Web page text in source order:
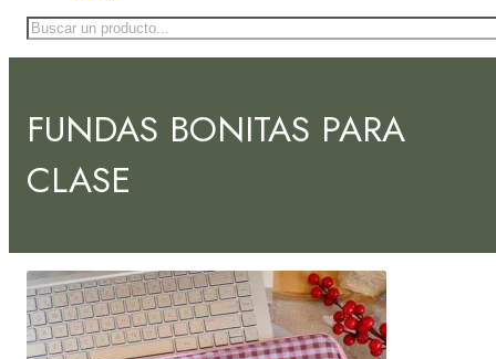
Buscar
FUNDAS BONITAS PARA
CLASE